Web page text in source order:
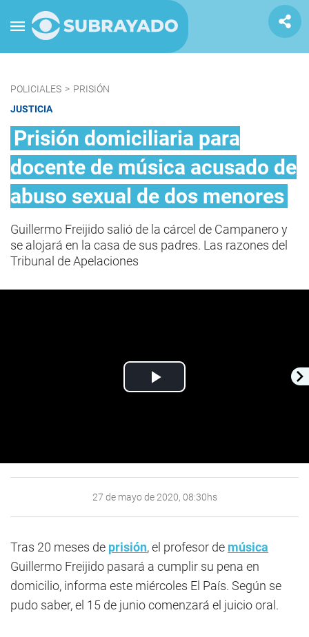
POLICIALES > PRISIÓN
JUSTICIA
Prisión domiciliaria para
docente de música acusado de
abuso sexual de dos menores
Guillermo Freijido salió de la cárcel de Campanero y
se alojará en la casa de sus padres. Las razones del
Tribunal de Apelaciones
Play
27 de mayo de 2020, 08:30hs
Tras 20 meses de prisión, el profesor de música
Guillermo Freijido pasará a cumplir su pena en
domicilio, informa este miércoles El País. Según se
pudo saber, el 15 de junio comenzará el juicio oral.